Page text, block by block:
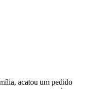
acatou um pedido